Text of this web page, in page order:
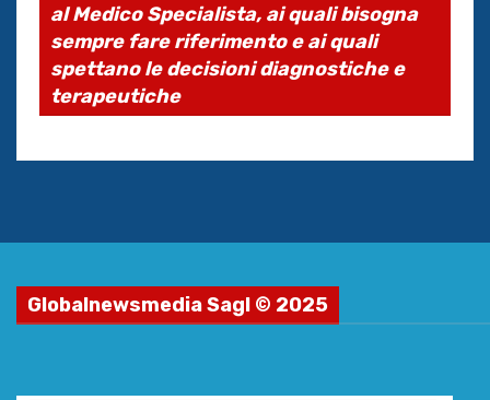
al Medico Specialista, ai quali bisogna
sempre fare riferimento e ai quali
spettano le decisioni diagnostiche e
terapeutiche
Globalnewsmedia Sagl © 2025